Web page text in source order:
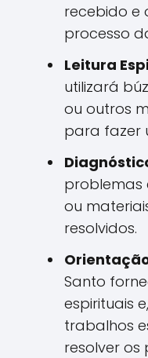
recebido e
processo
Leitura
utilizará
ou outros
para fazer
problemas
ou
resolvidos.
Santo
espirituais
trabalhos
resolver os